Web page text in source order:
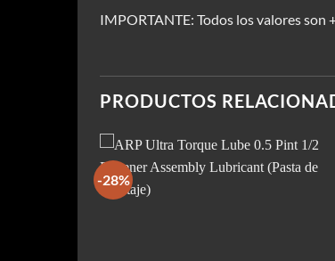
IMPORTANTE: Todos los valores son
PRODUCTOS
-28%